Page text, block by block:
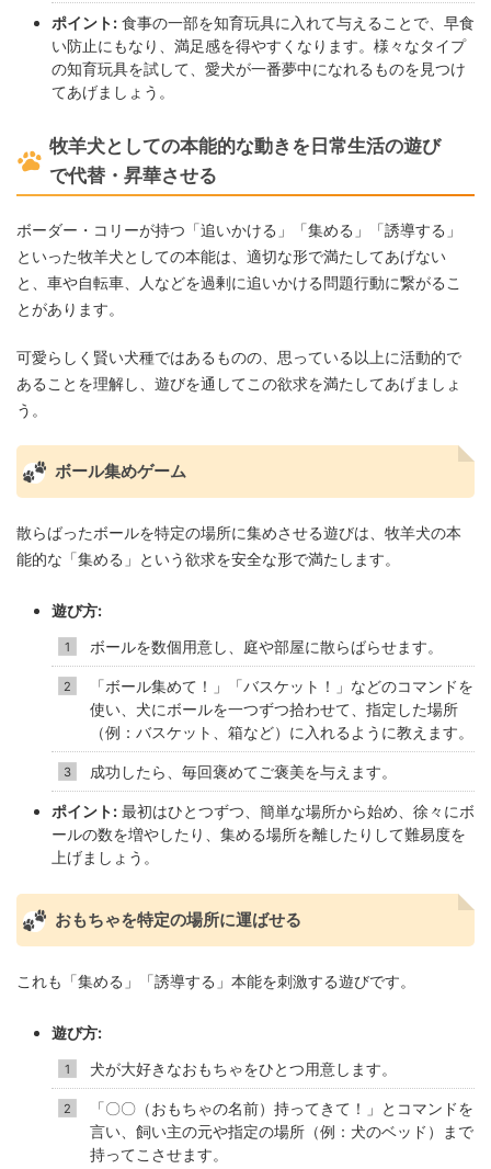
ポイント: 食事の一部を知育玩具に入れて与えることで、早食
い防止にもなり、満足感を得やすくなります。様々なタイプ
の知育玩具を試して、愛犬が一番夢中になれるものを見つけ
てあげましょう。
牧羊犬としての本能的な動きを日常生活の遊び
で代替・昇華させる
ボーダー・コリーが持つ「追いかける」「集める」「誘導する」
といった牧羊犬としての本能は、適切な形で満たしてあげない
と、車や自転車、人などを過剰に追いかける問題行動に繋がるこ
とがあります。
可愛らしく賢い犬種ではあるものの、思っている以上に活動的で
あることを理解し、遊びを通してこの欲求を満たしてあげましょ
う。
ボール集めゲーム
散らばったボールを特定の場所に集めさせる遊びは、牧羊犬の本
能的な「集める」という欲求を安全な形で満たします。
遊び方:
ボールを数個用意し、庭や部屋に散らばらせます。
「ボール集めて！」「バスケット！」などのコマンドを
使い、犬にボールを一つずつ拾わせて、指定した場所
（例：バスケット、箱など）に入れるように教えます。
成功したら、毎回褒めてご褒美を与えます。
ポイント: 最初はひとつずつ、簡単な場所から始め、徐々にボ
ールの数を増やしたり、集める場所を離したりして難易度を
上げましょう。
おもちゃを特定の場所に運ばせる
これも「集める」「誘導する」本能を刺激する遊びです。
遊び方:
犬が大好きなおもちゃをひとつ用意します。
「〇〇（おもちゃの名前）持ってきて！」とコマンドを
言い、飼い主の元や指定の場所（例：犬のベッド）まで
持ってこさせます。